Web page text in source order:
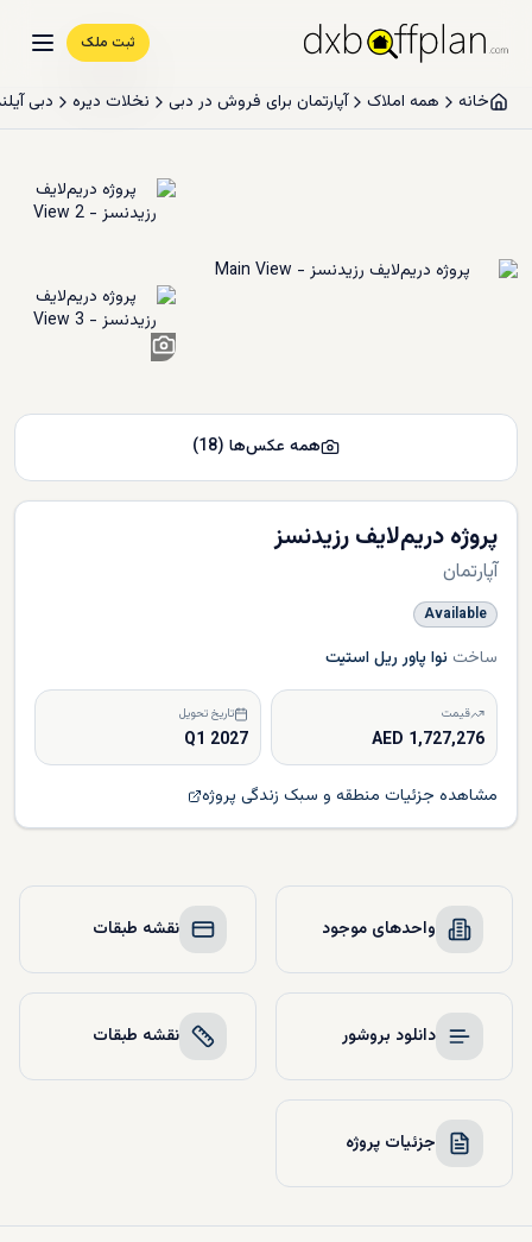
ثبت ملک
خانه همه املاک آپارتمان برای فروش در دبی نخلات دیره دبی
پروژه دریم‌لایف رزیدنسز
آپارتمان
Available
ساخت نوا پاور ریل استیت
قیمت
1,727,276 AED
تاریخ تحویل
Q1 2027
مشاهده جزئیات منطقه و سبک زندگی پروژه
همه عکس‌ها (
18
)
واحدهای موجود نقشه طبقات
دانلود بروشور نقشه طبقات
جزئیات پروژه